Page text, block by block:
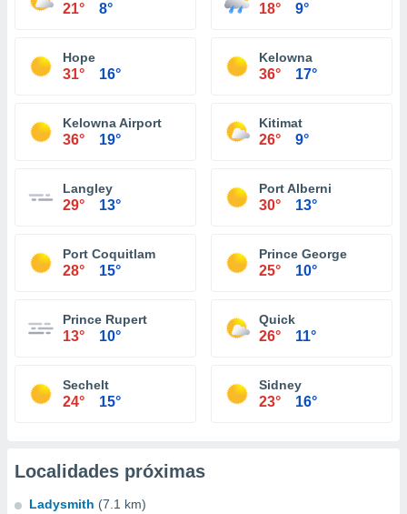
21° 8° 18° 9°
Hope
31° 16°
Kelowna
36° 17°
Kelowna Airport
36° 19°
Kitimat
26° 9°
Langley
29° 13°
Port Alberni
30° 13°
Port Coquitlam
28° 15°
Prince George
25° 10°
Prince Rupert
13° 10°
Quick
26° 11°
Sechelt
24° 15°
Sidney
23° 16°
Localidades próximas
Ladysmith (7.1 km)